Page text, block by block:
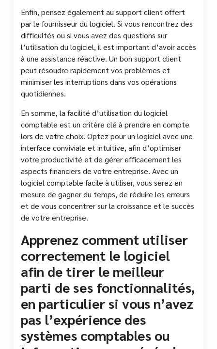
Enfin, pensez également au support client offert
par le fournisseur du logiciel. Si vous rencontrez des
difficultés ou si vous avez des questions sur
l’utilisation du logiciel, il est important d’avoir accès
à une assistance réactive. Un bon support client
peut résoudre rapidement vos problèmes et
minimiser les interruptions dans vos opérations
quotidiennes.
En somme, la facilité d’utilisation du logiciel
comptable est un critère clé à prendre en compte
lors de votre choix. Optez pour un logiciel avec une
interface conviviale et intuitive, afin d’optimiser
votre productivité et de gérer efficacement les
aspects financiers de votre entreprise. Avec un
logiciel comptable facile à utiliser, vous serez en
mesure de gagner du temps, de réduire les erreurs
et de vous concentrer sur la croissance et le succès
de votre entreprise.
Apprenez comment utiliser
correctement le logiciel
afin de tirer le meilleur
parti de ses fonctionnalités,
en particulier si vous n’avez
pas l’expérience des
systèmes comptables ou